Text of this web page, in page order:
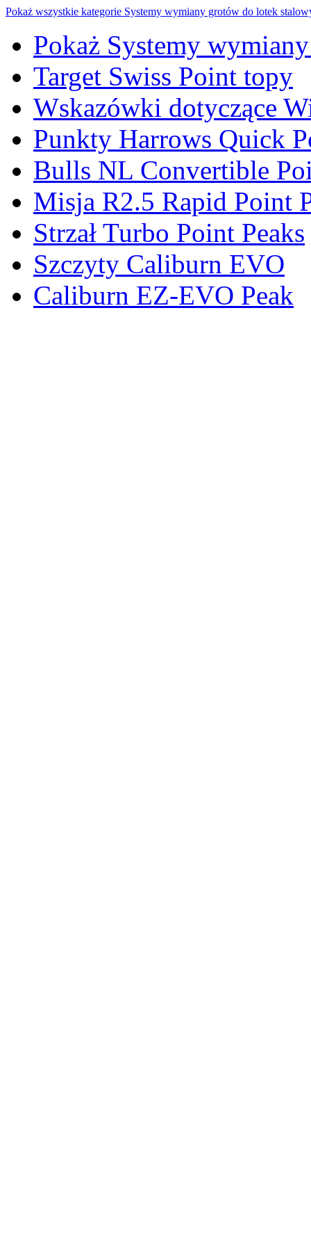
Pokaż wszystkie kategorie Systemy wymiany grotów do lotek
Pokaż Systemy
Target Swiss Point topy
Wskazówki dotyczące
Punkty Harrows Quick
Bulls NL Convertible
Misja R2.5 Rapid Point
Strzał Turbo Point Peaks
Szczyty Caliburn EVO
Caliburn EZ-EVO Peak